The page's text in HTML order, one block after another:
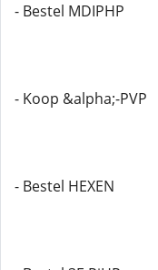
- Bestel MDIPHP
- Koop &alpha;-PVP
- Bestel HEXEN